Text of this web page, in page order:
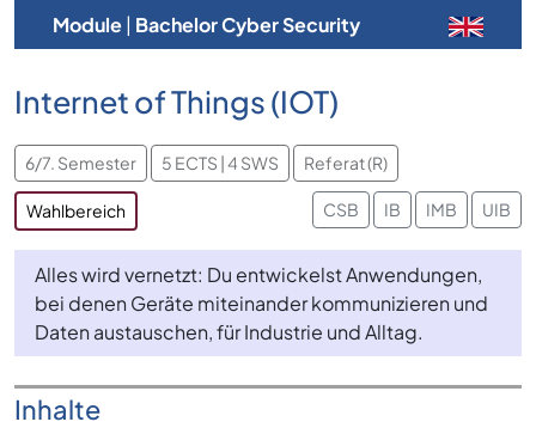
Module| Bachelor Cyber Security
Internet of Things (IOT)
6/7. Semester 5 ECTS | 4 SWS Referat (R)
Wahlbereich CSB IB IMB UIB
Alles wird vernetzt: Du entwickelst Anwendungen,
bei denen Geräte miteinander kommunizieren und
Daten austauschen, für Industrie und Alltag.
Inhalte